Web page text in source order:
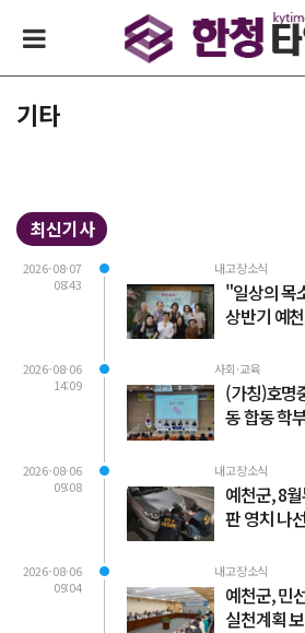
기타
최신기사
2026-08-07
08:43
내고장소식
"일상의 목
상반기 예
2026-08-06
14:09
사회·교육
(가칭)호명
동 합동 학
2026-08-06
09:08
내고장소식
예천군, 8
판 영치 나
2026-08-06
09:04
내고장소식
예천군, 민
실천계획